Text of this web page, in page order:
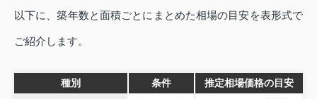
以下に、築年数と面積ごとにまとめた相場の目安を表形式で
ご紹介します。
種別 条件 推定相場価格の目安